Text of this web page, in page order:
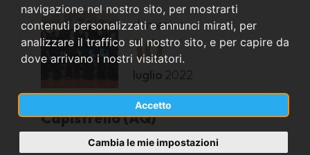
navigazione nel nostro sito, per mostrarti
contenuti personalizzati e annunci mirati, per
analizzare il traffico sul nostro sito, e per capire da
dove arrivano i nostri visitatori.
Accetto
Cambia le mie impostazioni
domenica
10
luglio 2022
Capistrello (AQ)
Piazza Palatucci